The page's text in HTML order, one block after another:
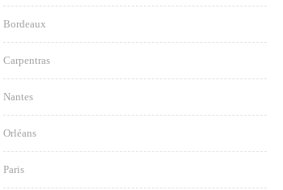
Bordeaux
Carpentras
Nantes
Orléans
Paris